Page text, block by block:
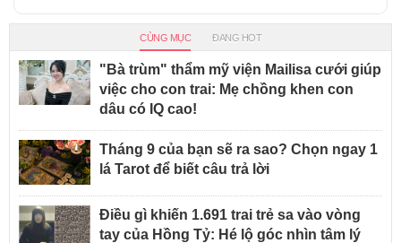
CÙNG MỤC ĐANG HOT
"Bà trùm" thẩm mỹ viện Mailisa cưới giúp
việc cho con trai: Mẹ chồng khen con
dâu có IQ cao!
Tháng 9 của bạn sẽ ra sao? Chọn ngay 1
lá Tarot để biết câu trả lời
Điều gì khiến 1.691 trai trẻ sa vào vòng
tay của Hồng Tỷ: Hé lộ góc nhìn tâm lý